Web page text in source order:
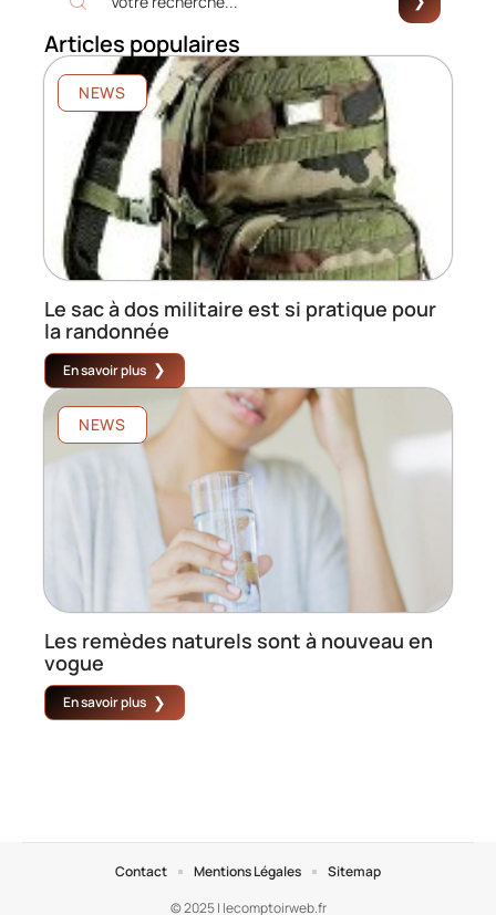
Articles populaires
NEWS
Le sac à dos militaire est si pratique pour
la randonnée
En savoir plus
NEWS
Les remèdes naturels sont à nouveau en
vogue
En savoir plus
© 2025 | lecomptoirweb.fr
Contact Mentions Légales Sitemap